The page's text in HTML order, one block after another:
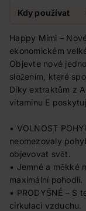
Kdy používat
Happy Mimi –
ekonomickém
Objevte nové
složením, které
Díky extraktům z
vitaminu E
• VOLNOST
neomezovaly
objevovat svět.
• Jemné a měkké
maximální pohodlí.
• PRODYŠNÉ – S
cirkulaci vzduchu.